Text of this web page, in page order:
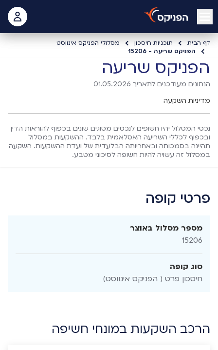
open mobile menu
דף הבית תוכניות חיסכון
מסלולי הפניקס אינווסט
הפניקס שריעה - 15206
הפניקס שריעה
הנתונים מעודכנים לתאריך 01.05.2026
מדיניות השקעה
נכסי המסלול יהיו חשופים לנכסים מסוגים שונים בכפוף להוראות הדין
ובכפוף לכללי השריעה האסלאמית בלבד. ההשקעות במסלול
תהיינה בסמכותה ובאחריותה הבלעדית של ועדת ההשקעות. השקעה
במסלול זה עשויה להיות חשופה לסיכוני מטבע.
פרטי קופה
מספר מסלול באוצר
15206
סוג קופה
חיסכון פרט ( הפניקס אינווסט)
הרכב השקעות במונחי חשיפה